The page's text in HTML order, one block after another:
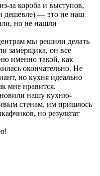
за короба и выступов,
дешевле) — это не наш
но не нашли
мы решили делать
замерщика, он все
именно такой, как
окончательно. Не
но кухня идеально
мне нравится.
нашу кухню-
стенам, им пришлось
но результат